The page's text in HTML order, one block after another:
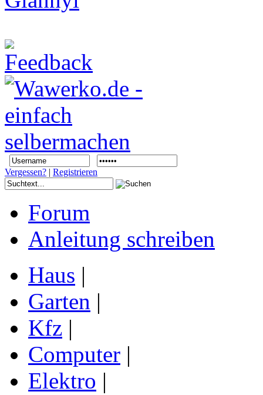
Vergessen? | Registrieren
Forum
Anleitung schreiben
Haus |
Garten |
Kfz |
Computer |
Elektro |